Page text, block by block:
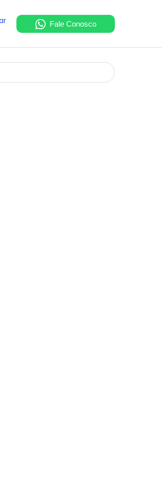
não seguido por ninguém